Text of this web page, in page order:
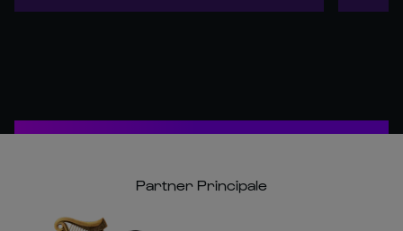
Partner Principale